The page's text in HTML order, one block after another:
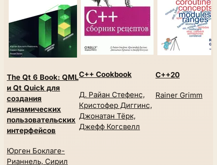
The Qt 6 Book: QML
и Qt Quick для
создания
динамических
пользовательских
интерфейсов
Юрген Боклаге-
Рианнель, Сирил
C++ Cookbook
Д. Райан Стефенс,
Кристофер Диггинс,
Джонатан Тёрк,
Джефф Когсвелл
C++20
Rainer Grimm